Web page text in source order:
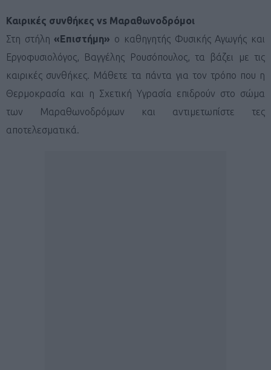
Καιρικές συνθήκες vs Μαραθωνοδρόμοι
Στη στήλη«Επιστήμη» ο καθηγητής Φυσικής Αγωγής και
Εργοφυσιολόγος, Βαγγέλης Ρουσόπουλος, τα βάζει με τις
καιρικές συνθήκες. Μάθετε τα πάντα για τον τρόπο που η
Θερμοκρασία και η Σχετική Υγρασία επιδρούν στο σώμα
των Μαραθωνοδρόμων και αντιμετωπίστε τες
αποτελεσματικά.